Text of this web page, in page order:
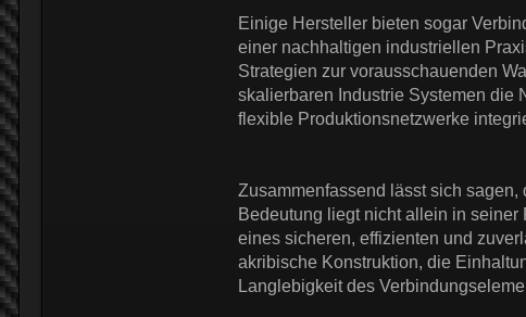
Einige Hersteller bieten sogar
einer nachhaltigen industriellen
Strategien zur vorausschauenden
skalierbaren Industrie Systemen die
flexible Produktionsnetzwerke
Zusammenfassend lässt sich sagen,
Bedeutung liegt nicht allein in
eines sicheren, effizienten und
akribische Konstruktion, die
Langlebigkeit des